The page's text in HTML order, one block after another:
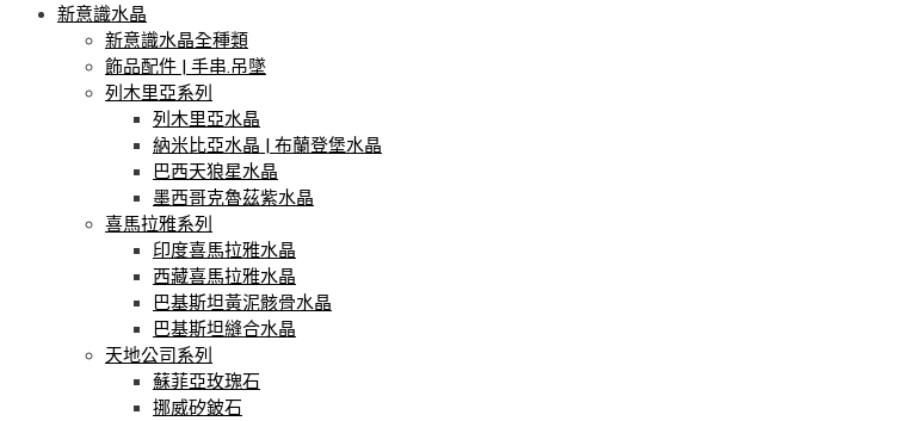
新意識水晶
新意識水晶全種類
飾品配件 | 手串.吊墜
列木里亞系列
列木里亞水晶
納米比亞水晶 | 布蘭登堡水晶
巴西天狼星水晶
墨西哥克魯茲紫水晶
喜馬拉雅系列
印度喜馬拉雅水晶
西藏喜馬拉雅水晶
巴基斯坦黃泥骸骨水晶
巴基斯坦縫合水晶
天地公司系列
蘇菲亞玫瑰石
挪威矽鈹石